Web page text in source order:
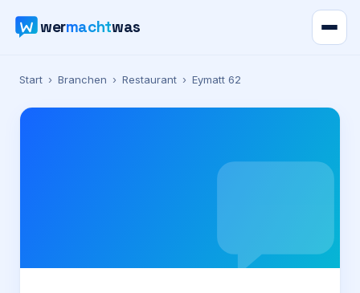
wermachtwas
Verzeichnis
Karte
Start › Branchen › Restaurant › Eymatt 62